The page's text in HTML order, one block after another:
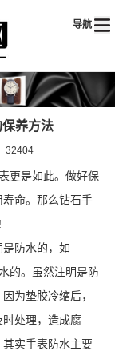
导航
养方法
32404
更是如此。做好保
命。那么钻石手
防水的，如
的。虽然注明是防
为垫胶冷缩后，
处理，造成腐
实手表防水主要